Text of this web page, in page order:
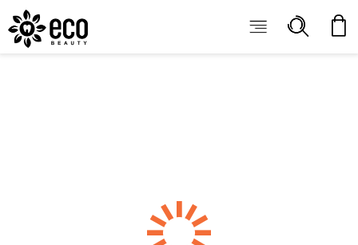
ECOBEAUTY